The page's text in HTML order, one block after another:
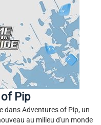
Pip
dans Adventures of Pip, un
au milieu d'un monde